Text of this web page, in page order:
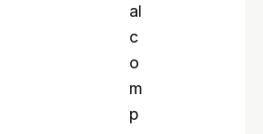
al
c
o
m
p